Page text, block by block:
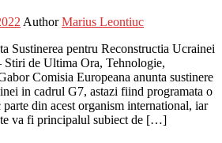
Author Marius Leontiuc
Sustinerea pentru Reconstructia Ucrainei
de Ultima Ora, Tehnologie,
Comisia Europeana anunta sustinere
in cadrul G7, astazi fiind programata o
din acest organism international, iar
va fi principalul subiect de […]